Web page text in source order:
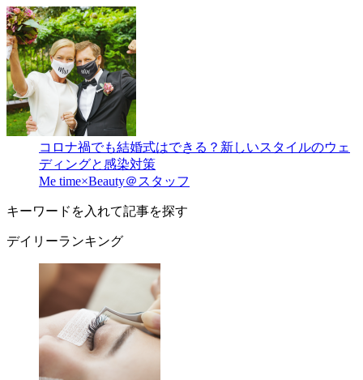
コロナ禍でも結婚式はできる？新しいスタイルのウェ
ディングと感染対策
Me time×Beauty＠スタッフ
キーワードを入れて記事を探す
デイリーランキング